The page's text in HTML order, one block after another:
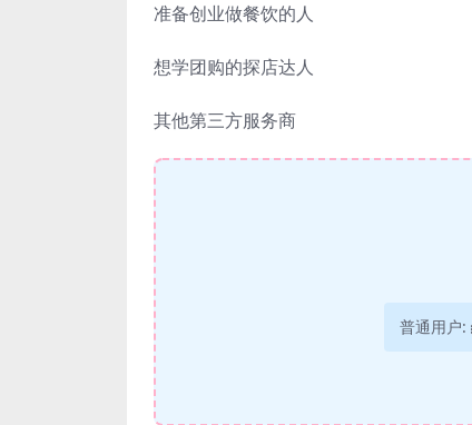
准备创业做餐饮的人
想学团购的探店达人
其他第三方服务商
普通用户: